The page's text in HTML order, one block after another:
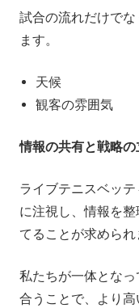
試合の流れだけで
ます。
天候
観客の雰囲気
情報の共有と戦略の
ライブテニスベッ
に注視し、情報を
てることが求められ
私たちが一体とな
合うことで、より高